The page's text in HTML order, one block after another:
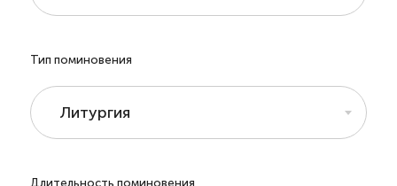
Тип поминовения
Литургия
Длительность поминовения